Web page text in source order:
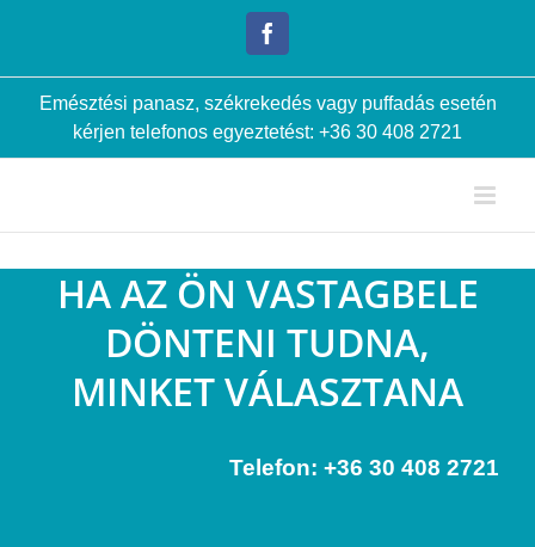
Facebook
Emésztési panasz, székrekedés vagy puffadás esetén
kérjen telefonos egyeztetést: +36 30 408 2721
HA AZ ÖN VASTAGBELE
DÖNTENI TUDNA,
MINKET VÁLASZTANA
Telefon:+36 30 408 2721